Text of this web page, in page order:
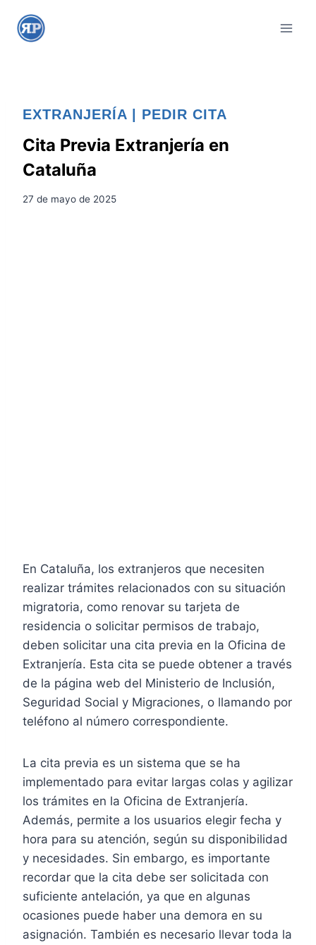
EXTRANJERÍA PEDIR CITA
Cita Previa Extranjería en
Cataluña
27 de mayo de 2025
En Cataluña, los extranjeros que necesiten
realizar trámites relacionados con su situación
migratoria, como renovar su tarjeta de
residencia o solicitar permisos de trabajo,
deben solicitar una cita previa en la Oficina de
Extranjería. Esta cita se puede obtener a través
de la página web del Ministerio de Inclusión,
Seguridad Social y Migraciones, o llamando por
teléfono al número correspondiente.
La cita previa es un sistema que se ha
implementado para evitar largas colas y agilizar
los trámites en la Oficina de Extranjería.
Además, permite a los usuarios elegir fecha y
hora para su atención, según su disponibilidad
y necesidades. Sin embargo, es importante
recordar que la cita debe ser solicitada con
suficiente antelación, ya que en algunas
ocasiones puede haber una demora en su
asignación. También es necesario llevar toda la